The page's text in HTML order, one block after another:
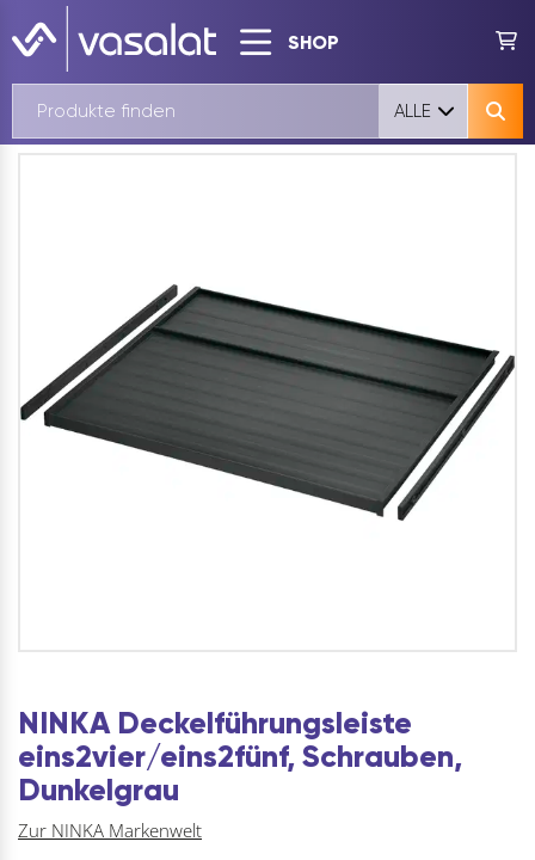
SHOP
ALLE
NINKA Deckelführungsleiste
eins2vier/eins2fünf, Schrauben,
Dunkelgrau
Zur NINKA Markenwelt